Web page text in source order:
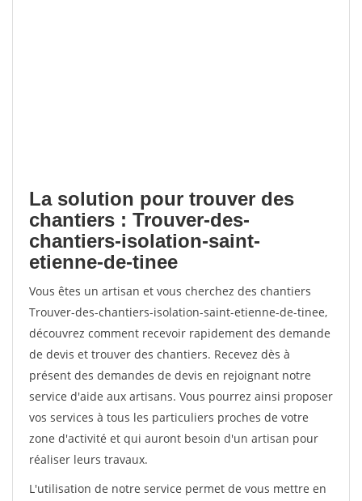
La solution pour trouver des
chantiers : Trouver-des-
chantiers-isolation-saint-
etienne-de-tinee
Vous êtes un artisan et vous cherchez des chantiers
Trouver-des-chantiers-isolation-saint-etienne-de-tinee,
découvrez comment recevoir rapidement des demande
de devis et trouver des chantiers. Recevez dès à
présent des demandes de devis en rejoignant notre
service d'aide aux artisans. Vous pourrez ainsi proposer
vos services à tous les particuliers proches de votre
zone d'activité et qui auront besoin d'un artisan pour
réaliser leurs travaux.
L'utilisation de notre service permet de vous mettre en